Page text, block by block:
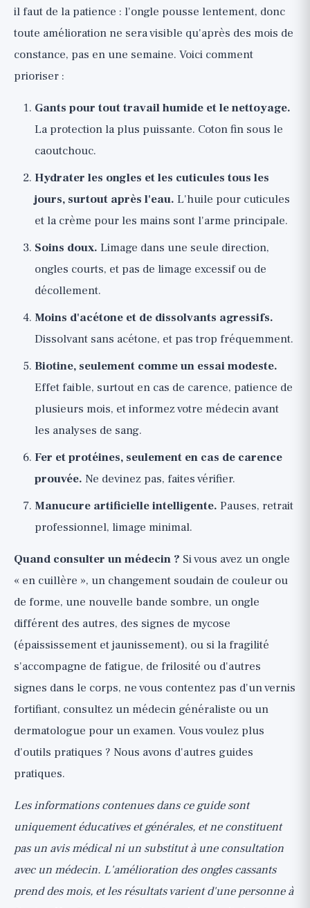
il faut de la patience : l'ongle pousse lentement, donc
toute amélioration ne sera visible qu'après des mois de
constance, pas en une semaine. Voici comment
prioriser :
Gants pour tout travail humide et le nettoyage.
La protection la plus puissante. Coton fin sous le
caoutchouc.
Hydrater les ongles et les cuticules tous les
jours, surtout après l'eau. L'huile pour cuticules
et la crème pour les mains sont l'arme principale.
Soins doux. Limage dans une seule direction,
ongles courts, et pas de limage excessif ou de
décollement.
Moins d'acétone et de dissolvants agressifs.
Dissolvant sans acétone, et pas trop fréquemment.
Biotine, seulement comme un essai modeste.
Effet faible, surtout en cas de carence, patience de
plusieurs mois, et informez votre médecin avant
les analyses de sang.
Fer et protéines, seulement en cas de carence
prouvée. Ne devinez pas, faites vérifier.
Manucure artificielle intelligente. Pauses, retrait
professionnel, limage minimal.
Quand consulter un médecin ? Si vous avez un ongle
« en cuillère », un changement soudain de couleur ou
de forme, une nouvelle bande sombre, un ongle
différent des autres, des signes de mycose
(épaississement et jaunissement), ou si la fragilité
s'accompagne de fatigue, de frilosité ou d'autres
signes dans le corps, ne vous contentez pas d'un vernis
fortifiant, consultez un médecin généraliste ou un
dermatologue pour un examen. Vous voulez plus
d'outils pratiques ? Nous avons d'autres guides
pratiques.
Les informations contenues dans ce guide sont
uniquement éducatives et générales, et ne constituent
pas un avis médical ni un substitut à une consultation
avec un médecin. L'amélioration des ongles cassants
prend des mois, et les résultats varient d'une personne à